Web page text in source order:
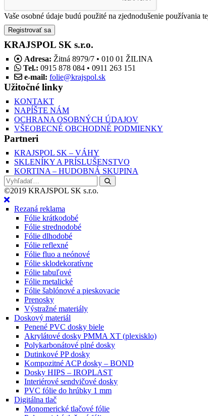
Vaše osobné údaje budú použité na zjednodušenie používania
Registrovať sa
KRAJSPOL SK s.r.o.
Adresa: Žitná 8979/7 • 010 01 ŽILINA
Tel.: 0915 878 084 • 0911 263 151
e-mail: folie@krajspol.sk
Užitočné linky
KONTAKT
NAPÍŠTE NÁM
OCHRANA OSOBNÝCH ÚDAJOV
VŠEOBECNÉ OBCHODNÉ PODMIENKY
Partneri
KRAJSPOL SK – VÁHY
SKLENÍKY A PRÍSLUŠENSTVO
KORTINA – HUDOBNÁ SKUPINA
©2019 KRAJSPOL SK s.r.o.
Rezaná reklama
Fólie krátkodobé
Fólie strednodobé
Fólie dlhodobé
Fólie reflexné
Fólie fluo a neónové
Fólie sklodekoratívne
Fólie tabuľové
Fólie metalické
Fólie šablónové a pieskovacie
Prenosky
Výstražné materiály
Doskový materiál
Penené PVC dosky biele
Akrylátové dosky PMMA XT (plexisklo)
Polykarbonátové plné dosky
Dutinkové PP dosky
Kompozitné ACP dosky – BOND
Dosky HIPS – IROPLAST
Interiérové sendvičové dosky
PVC fólie do hrúbky 1 mm
Digitálna tlač
Monomerické tlačové fólie